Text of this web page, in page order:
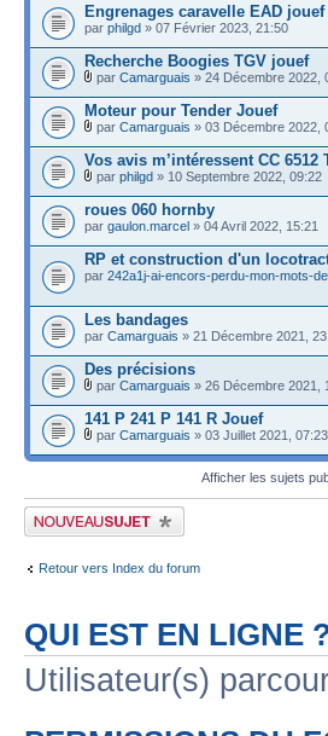
Engrenages caravelle EAD
par philgd » 07 Février 2023, 21:50
Recherche Boogies TGV jouef
par Camarguais » 24 Décembre 2022,
Moteur pour Tender Jouef
par Camarguais » 03 Décembre 2022,
Vos avis m’intéressent CC
par philgd » 10 Septembre 2022, 09:22
roues 060 hornby
par gaulon.marcel » 04 Avril 2022, 15:21
RP et construction d'un
par 242a1j-ai-encors-perdu-mon-mots-
Les bandages
par Camarguais » 21 Décembre 2021,
Des précisions
par Camarguais » 26 Décembre 2021,
141 P 241 P 141 R Jouef
par Camarguais » 03 Juillet 2021, 07:23
Afficher les sujets
Publier un nouveau sujet
Retour vers Index du forum
QUI EST EN LIGNE
Utilisateur(s)